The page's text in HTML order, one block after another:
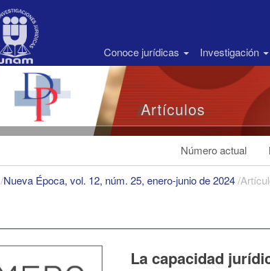
Conoce jurídicas Investigación
Artículos
Número actual
/Nueva Época, vol. 12, núm. 25, enero-junio de 2024/
La capacidad